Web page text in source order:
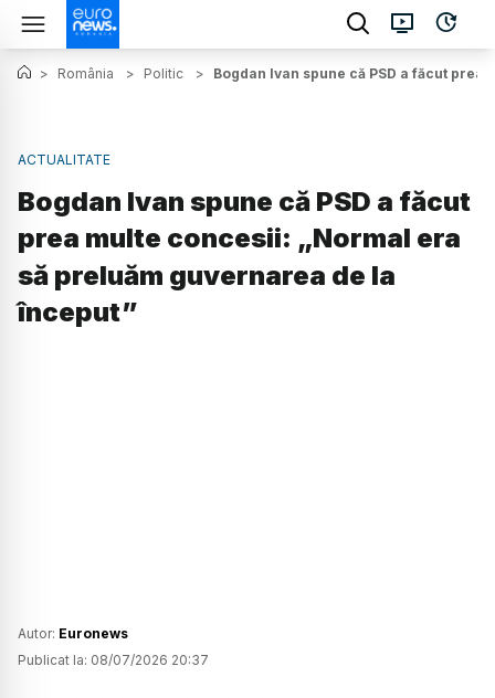
> România > Politic > Bogdan Ivan spune că PSD a făcut
ACTUALITATE
Bogdan Ivan spune că PSD a făcut
prea multe concesii: „Normal era
să preluăm guvernarea de la
început”
Autor: Euronews
Publicat la: 08/07/2026 20:37